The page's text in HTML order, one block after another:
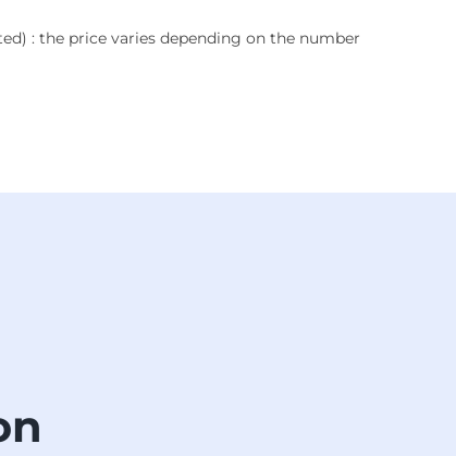
: the price varies depending on the number